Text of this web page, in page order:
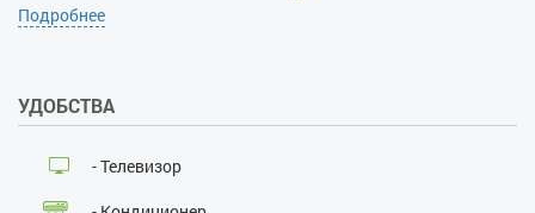
Наличие документов,
Подробнее
УДОБСТВА
- Телевизор